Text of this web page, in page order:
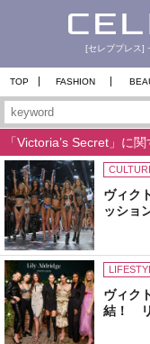
[セレブプレス]
TOP FASHION
「Victoria’s Secret」に
ヴィク
ッショ
ヴィク
結！ リ